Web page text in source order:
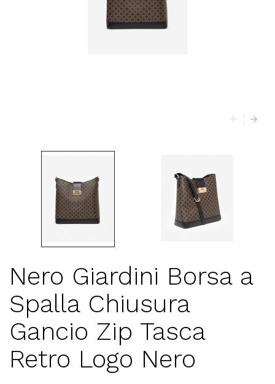
Nero Giardini Borsa a
Spalla Chiusura
Gancio Zip Tasca
Retro Logo Nero